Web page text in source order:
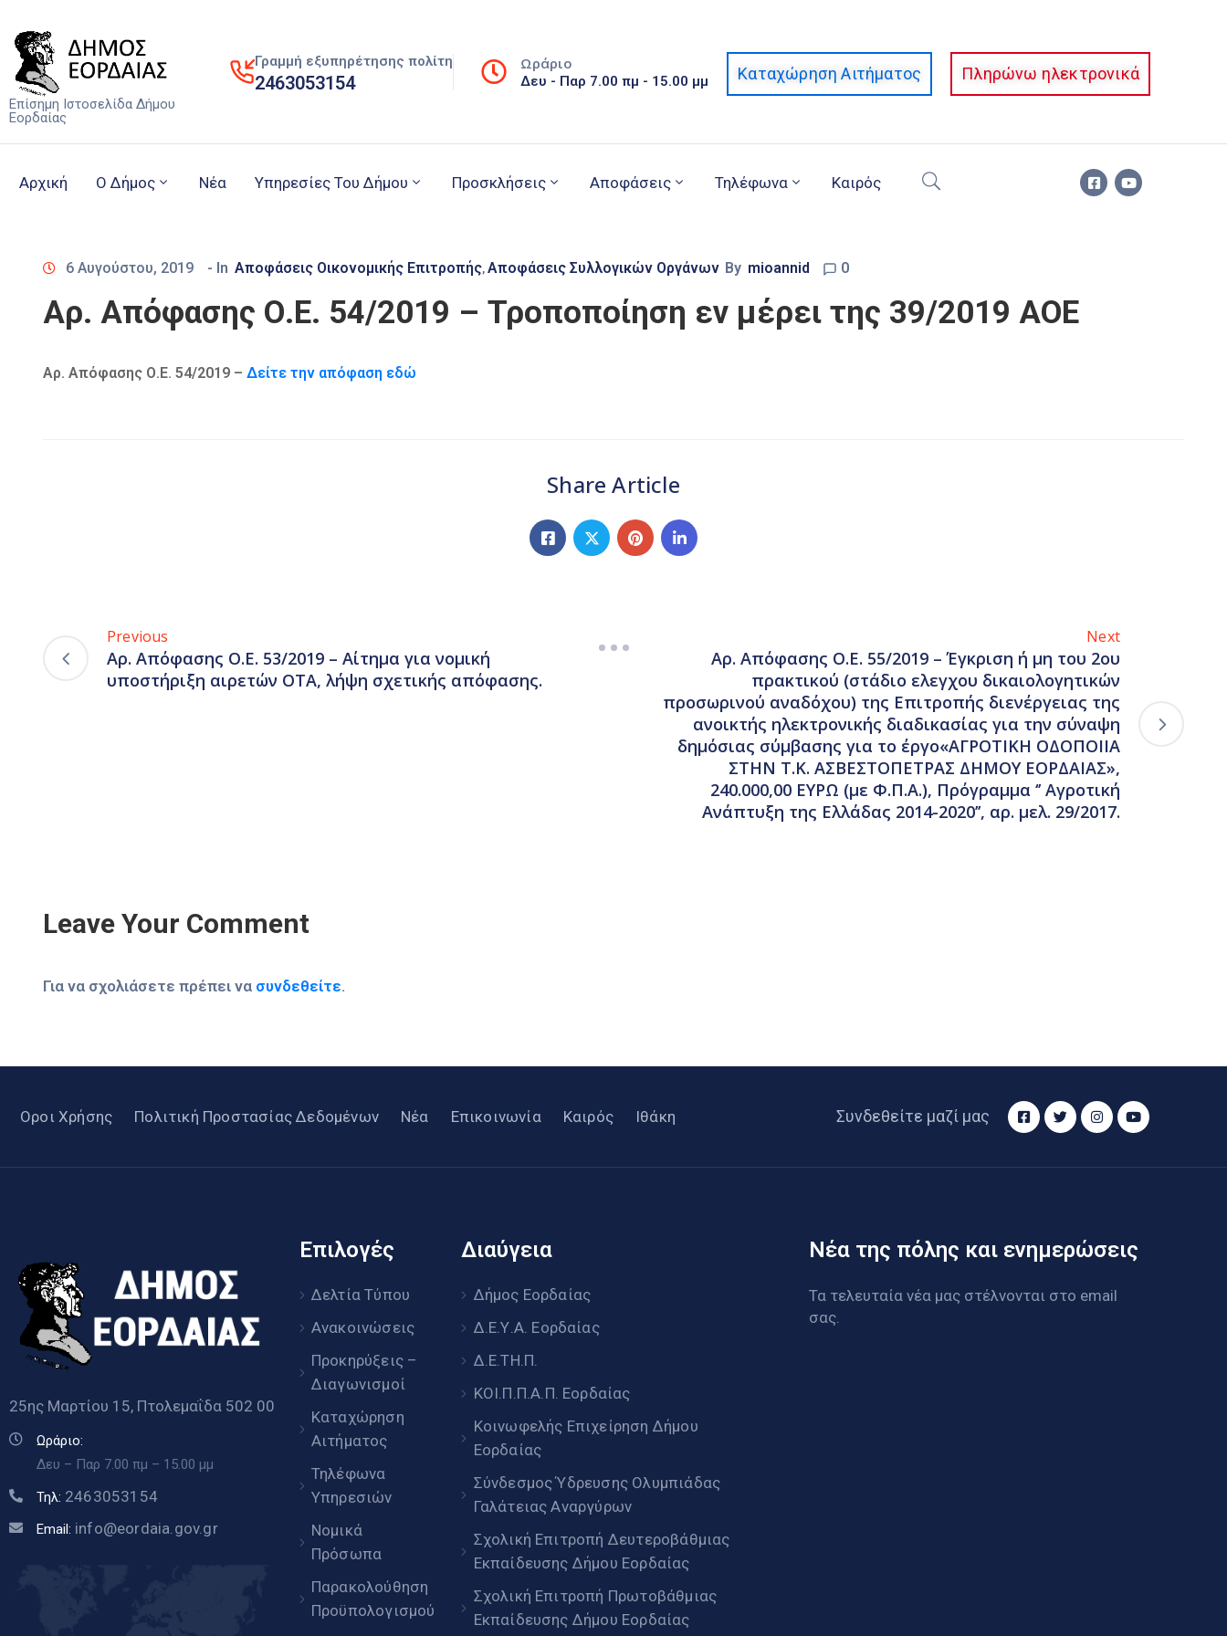
Επίσημη Ιστοσελίδα Δήμου
Εορδαίας
Γραμμή εξυπηρέτησης πολίτη
2463053154
Ωράριο
Δευ - Παρ 7.00 πμ - 15.00 μμ Καταχώρηση Αιτήματος Πληρώνω ηλεκτρονικά
Αρχική Ο Δήμος Νέα Υπηρεσίες Του Δήμου Προσκλήσεις Αποφάσεις Τηλέφωνα Καιρός
6 Αυγούστου, 2019 - In Αποφάσεις Οικονομικής Επιτροπής‚Αποφάσεις Συλλογικών Οργάνων By mioannid 0
Αρ. Απόφασης Ο.Ε. 54/2019 – Τροποποίηση εν μέρει της 39/2019 ΑΟΕ
Αρ. Απόφασης Ο.Ε. 54/2019 – Δείτε την απόφαση εδώ
Share Article
Previous
Αρ. Απόφασης Ο.Ε. 53/2019 – Αίτημα για νομική
υποστήριξη αιρετών ΟΤΑ, λήψη σχετικής απόφασης.
Next
Αρ. Απόφασης Ο.Ε. 55/2019 – Έγκριση ή μη του 2ου
πρακτικού (στάδιο ελεγχου δικαιολογητικών
προσωρινού αναδόχου) της Επιτροπής διενέργειας της
ανοικτής ηλεκτρονικής διαδικασίας για την σύναψη
δημόσιας σύμβασης για το έργο«ΑΓΡΟΤΙΚΗ ΟΔΟΠΟΙΙΑ
ΣΤΗΝ Τ.Κ. ΑΣΒΕΣΤΟΠΕΤΡΑΣ ΔΗΜΟΥ ΕΟΡΔΑΙΑΣ»,
240.000,00 ΕΥΡΩ (με Φ.Π.Α.), Πρόγραμμα ‘’ Αγροτική
Ανάπτυξη της Ελλάδας 2014-2020’’, αρ. μελ. 29/2017.
Leave Your Comment
Για να σχολιάσετε πρέπει να συνδεθείτε.
Οροι Χρήσης Πολιτική Προστασίας Δεδομένων Νέα Επικοινωνία Καιρός Ιθάκη Συνδεθείτε μαζί μας
25ης Μαρτίου 15, Πτολεμαΐδα 502 00
Ωράριο:
Δευ – Παρ 7.00 πμ – 15.00 μμ
Τηλ: 2463053154
Email: info@eordaia.gov.gr
Επιλογές
Δελτία Τύπου
Ανακοινώσεις
Προκηρύξεις –
Διαγωνισμοί
Καταχώρηση
Αιτήματος
Τηλέφωνα
Υπηρεσιών
Νομικά
Πρόσωπα
Παρακολούθηση
Προϋπολογισμού
Διαύγεια
Δήμος Εορδαίας
Δ.Ε.Υ.Α. Εορδαίας
Δ.Ε.ΤΗ.Π.
ΚΟΙ.Π.Π.Α.Π. Εορδαίας
Κοινωφελής Επιχείρηση Δήμου
Εορδαίας
Σύνδεσμος Ύδρευσης Ολυμπιάδας
Γαλάτειας Αναργύρων
Σχολική Επιτροπή Δευτεροβάθμιας
Εκπαίδευσης Δήμου Εορδαίας
Σχολική Επιτροπή Πρωτοβάθμιας
Εκπαίδευσης Δήμου Εορδαίας
Νέα της πόλης και ενημερώσεις
Τα τελευταία νέα μας στέλνονται στο email
σας.